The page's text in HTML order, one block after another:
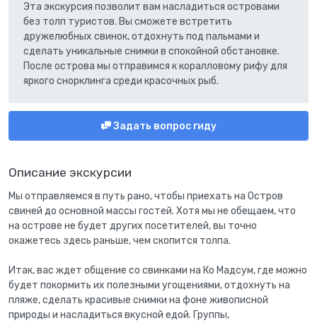
Описание экскурсии
Мы отправляемся в путь рано, чтобы приехать на Остров
свиней до основной массы гостей. Хотя мы не обещаем, что
на острове не будет других посетителей, вы точно
окажетесь здесь раньше, чем скопится толпа.
Итак, вас ждет общение со свинками на Ко Мадсум, где можно
будет покормить их полезными угощениями, отдохнуть на
пляже, сделать красивые снимки на фоне живописной
природы и насладиться вкусной едой. Группы,
Эта экскурсия позволит вам насладиться островами
без толп туристов. Вы сможете встретить
дружелюбных свинок, отдохнуть под пальмами и
сделать уникальные снимки в спокойной обстановке.
После острова мы отправимся к коралловому рифу для
яркого снорклинга среди красочных рыб.
Задать вопрос гиду